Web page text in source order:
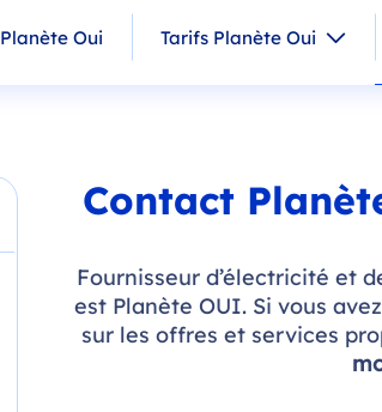
Planète Oui Tarifs Planète Oui
Contact
Fournisseur d’électricité et
est Planète OUI. Si vous
sur les offres et services